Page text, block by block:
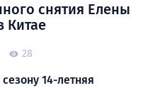
снятия Елены
Китае
28
14-летняя